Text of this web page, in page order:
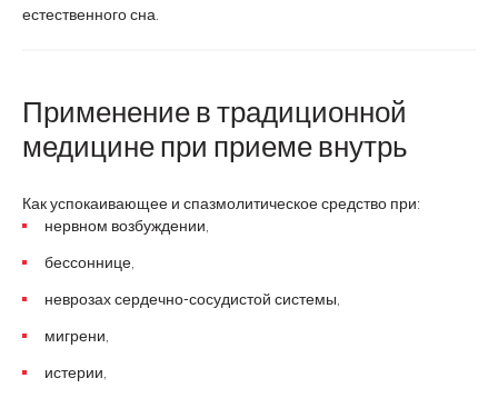
естественного сна.
Применение в традиционной
медицине при приеме внутрь
Как успокаивающее и спазмолитическое средство при:
нервном возбуждении,
бессоннице,
неврозах сердечно-сосудистой системы,
мигрени,
истерии,